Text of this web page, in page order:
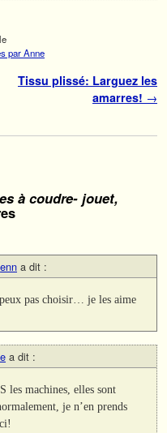
par Anne
Tissu plissé: Larguez les
amarres! →
à coudre- jouet,
a dit :
pas choisir… je les aime
a dit :
les machines, elles sont
je n’en prends